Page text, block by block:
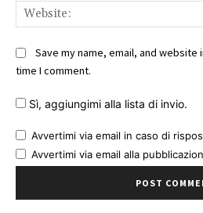
Save my name, email, and
time I comment.
Sì, aggiungimi alla lista di invio.
Avvertimi via email in caso di
Avvertimi via email alla